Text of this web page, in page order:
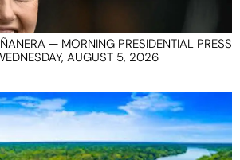
— MORNING PRESIDENTIAL PRESS
AUGUST 5, 2026